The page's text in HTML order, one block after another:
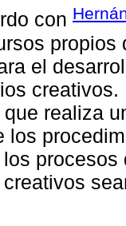
con
el
realiza
los